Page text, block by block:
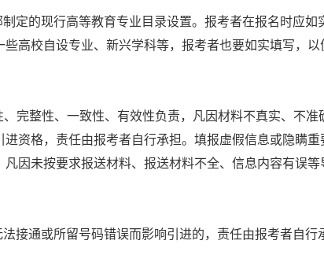
的现行高等教育专业目录设置。报考者在报名时应如
高校自设专业、新兴学科等，报考者也要如实填写，以
整性、一致性、有效性负责，凡因材料不真实、不准
资格，责任由报考者自行承担。填报虚假信息或隐瞒重
因未按要求报送材料、报送材料不全、信息内容有误等
通或所留号码错误而影响引进的，责任由报考者自行